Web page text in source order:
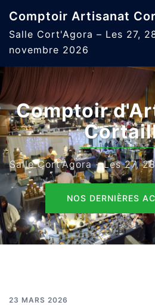
contenu
Comptoir Artisanat
Salle Cort'Agora – Les 27,
novembre 2026
Comptoir
Salle Cort'Agora - Les 27,
NOS DERNIÈRES
23 MARS 2026